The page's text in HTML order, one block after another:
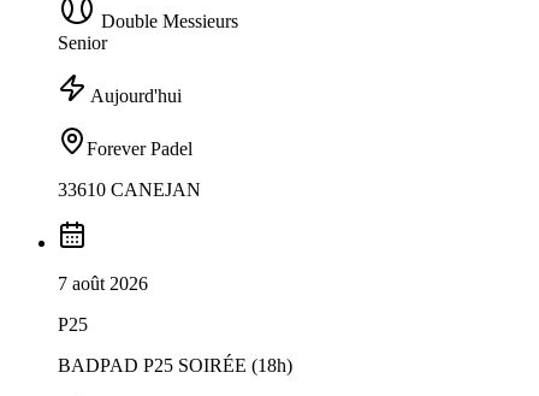
Double Messieurs
Senior
Aujourd'hui
Forever Padel
33610 CANEJAN
7 août 2026
P25
BADPAD P25 SOIRÉE (18h)